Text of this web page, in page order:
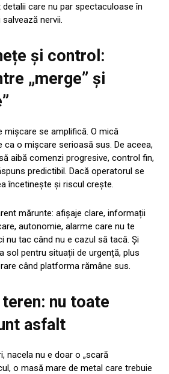
care nu par spectaculoase în
nervii.
și control:
„merge” și
mișcare se amplifică. O mică
o mișcare serioasă sus. De aceea,
aibă comenzi progresive, control fin,
predictibil. Dacă operatorul se
încetinește și riscul crește.
mărunte: afișaje clare, informații
autonomie, alarme care nu te
nu tac când nu e cazul să tacă. Și
sol pentru situații de urgență, plus
când platforma rămâne sus.
nu toate
asfalt
nacela nu e doar o „scară
o masă mare de metal care trebuie